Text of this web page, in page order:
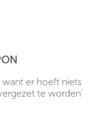
want er hoeft niets
te worden'